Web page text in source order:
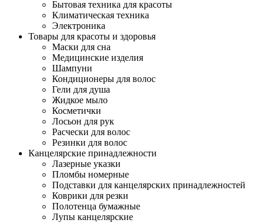
Бытовая техника для красоты
Климатическая техника
Электроника
Товары для красоты и здоровья
Маски для сна
Медицинские изделия
Шампуни
Кондиционеры для волос
Гели для душа
Жидкое мыло
Косметички
Лосьон для рук
Расчески для волос
Резинки для волос
Канцелярские принадлежности
Лазерные указки
Пломбы номерные
Подставки для канцелярских принадлежностей
Коврики для резки
Полотенца бумажные
Лупы канцелярские